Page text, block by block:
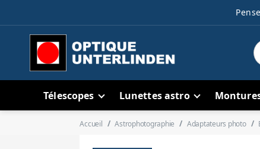
Télescopes Lunettes astro
Accueil Astrophotographie Adaptateurs photo